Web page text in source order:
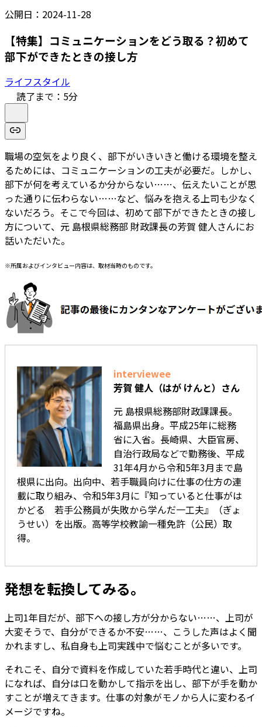
公開日： 2024-11-28
【特集】コミュニケーションをどう取る？初めて
部下ができたときの接し方
ライフスタイル
読了まで： 5分
職場の空気をより良く、部下がいきいきと働ける環境を整え
るためには、コミュニケーションの工夫が必要だ。しかし、
部下が何を考えているか分からない……、伝えたいことが思
った通りに伝わらない……など、悩みを抱える上司も少なく
ないだろう。そこで今回は、初めて部下ができたときの接し
方について、元 島根県総務部 財政課長の芳賀 健人さんにお
話いただいた。
※所属およびインタビュー内容は、取材当時のものです。
interviewee
芳賀 健人（はが けんと）さん
元 島根県総務部財政課課長。
福島県出身。平成25年に総務
省に入省。長崎県、大臣官房、
自治行政局などで勤務後、平成
31年4月から令和5年3月まで島
根県に出向。出向中、若手職員向けに仕事の仕方の連
載に取り組み、令和5年3月に『知っていると仕事がは
かどる 若手公務員が失敗から学んだ一工夫』（ぎょ
うせい）を出版。高等学校教諭一種免許（公民）取
得。
発想を転換してみる。
上司1年目だが、部下への接し方が分からない……、上司が
大変そうで、自分ができるか不安……、こうした声はよく聞
かれますし、私自身も上司実践中で悩むことが多いです。
それこそ、自分で資料を作成していた若手時代と違い、上司
になれば、自分は口を動かして指示を出し、部下が手を動か
すことが増えてきます。仕事の対象がモノから人に変わるイ
メージですね。